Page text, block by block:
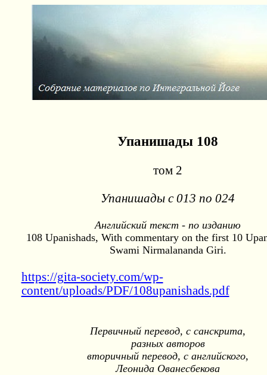
Упанишады 108
том 2
Упанишады с 013 по 024
Английский текст - по изданию
108 Upanishads, With commentary on the first 10
Swami Nirmalananda Giri.
https://gita-society.com/wp-
content/uploads/PDF/108upanishads.pdf
Первичный перевод, с санскрита,
разных авторов
вторичный перевод, с английского,
Леонида Ованесбекова